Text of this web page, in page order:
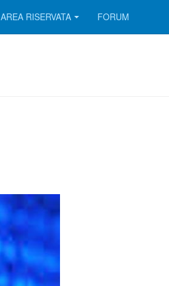
AREA RISERVATA FORUM